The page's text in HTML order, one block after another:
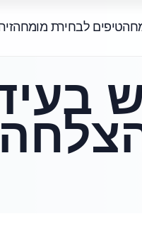
טיפים לבחירת מומחה